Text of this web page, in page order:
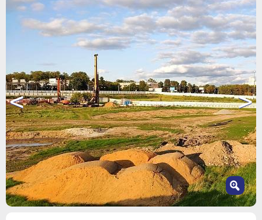
< >